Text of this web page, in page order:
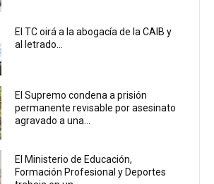
El TC oirá a la abogacía de la CAIB y
al letrado...
El Supremo condena a prisión
permanente revisable por asesinato
agravado a una...
El Ministerio de Educación,
Formación Profesional y Deportes